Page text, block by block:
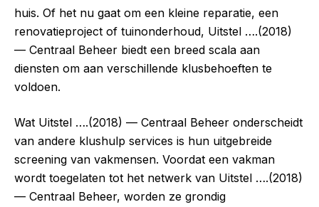
huis. Of het nu gaat om een kleine reparatie, een
renovatieproject of tuinonderhoud, Uitstel ….(2018)
— Centraal Beheer biedt een breed scala aan
diensten om aan verschillende klusbehoeften te
voldoen.
Wat Uitstel ….(2018) — Centraal Beheer onderscheidt
van andere klushulp services is hun uitgebreide
screening van vakmensen. Voordat een vakman
wordt toegelaten tot het netwerk van Uitstel ….(2018)
— Centraal Beheer, worden ze grondig